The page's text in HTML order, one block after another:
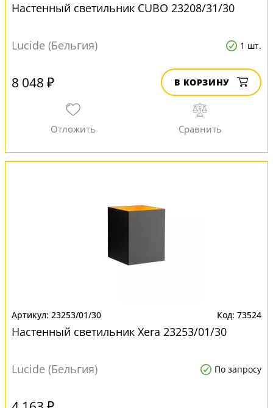
Настенный светильник CUBO 23208/31/30
Lucide (Бельгия) 1 шт.
8 048 ₽ В КОРЗИНУ
23253/01/30 73524
Настенный светильник Xera 23253/01/30
Lucide (Бельгия) По запросу